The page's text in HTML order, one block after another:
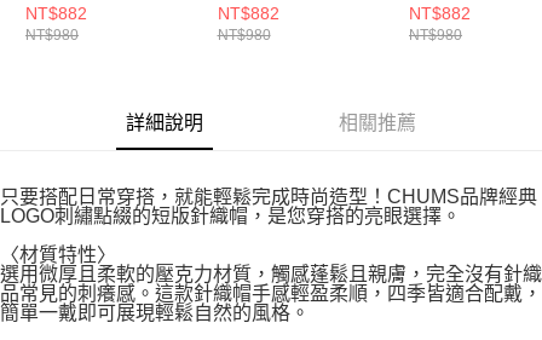
CH051402N001
NT$882
NT$980
CH051402Y001
NT$882
NT$980
CH051402K001
NT$882
NT$980
詳細說明 相關推薦
只要搭配日常穿搭，就能輕鬆完成時尚造型！CHUMS品牌經典
LOGO刺繡點綴的短版針織帽，是您穿搭的亮眼選擇。
〈材質特性〉
選用微厚且柔軟的壓克力材質，觸感蓬鬆且親膚，完全沒有針織
品常見的刺癢感。這款針織帽手感輕盈柔順，四季皆適合配戴，
簡單一戴即可展現輕鬆自然的風格。